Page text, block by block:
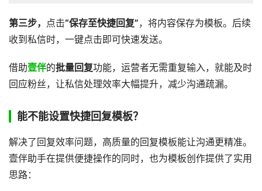
第三步， 点击“保存至快捷回复”，将内容保存为模板。后续
收到私信时，一键点击即可快速发送。
借助壹伴的批量回复功能，运营者无需重复输入，就能及时
回应粉丝，让私信处理效率大幅提升，减少沟通疏漏。
能不能设置快捷回复模板？
解决了回复效率问题，高质量的回复模板能让沟通更精准。
壹伴助手在提供便捷操作的同时，也为模板创作提供了实用
思路：